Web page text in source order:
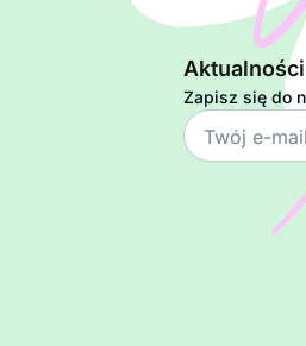
Aktualności
Zapisz się do